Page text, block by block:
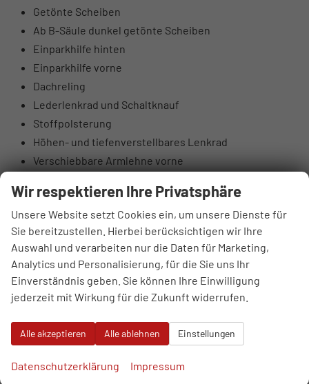
Getönte Scheiben
Ab B-Säule dunkel getönte Scheiben
Einparkhilfe hinten
Einparkhilfe vorne
Dachreling
Lederlenkrad und Schaltknauf
Stoffpolsterung
Höhen- und tiefenverstellbares Lenkrad
Verschiebbare Armlehne vorne
Höhenverstellbarer Fahrer- und Beifahrersitz
Rücksitzlehnen 60:40 klappbar
Elektrisch einstellbare Lendenstütze Fahrer
Hintere Lüftungsdüsen
Sonnenbrillenfach
Supervision-Instrumentenpanel 10,25“ TFT LCD
4 Lautsprecher: vorne 2 + hinten 2
6 Lautsprecher: Hochtonlautsprecher vorne
USB-Anschlüsse vorne
Wir respektieren Ihre Privatsphäre
Unsere Website setzt Cookies ein, um unsere Dienste für
Sie bereitzustellen. Hierbei berücksichtigen wir Ihre
Auswahl und verarbeiten nur die Daten für Marketing,
Analytics und Personalisierung, für die Sie uns Ihr
Einverständnis geben. Sie können Ihre Einwilligung
jederzeit mit Wirkung für die Zukunft widerrufen.
Alle akzeptieren Alle ablehnen Einstellungen
Datenschutzerklärung Impressum